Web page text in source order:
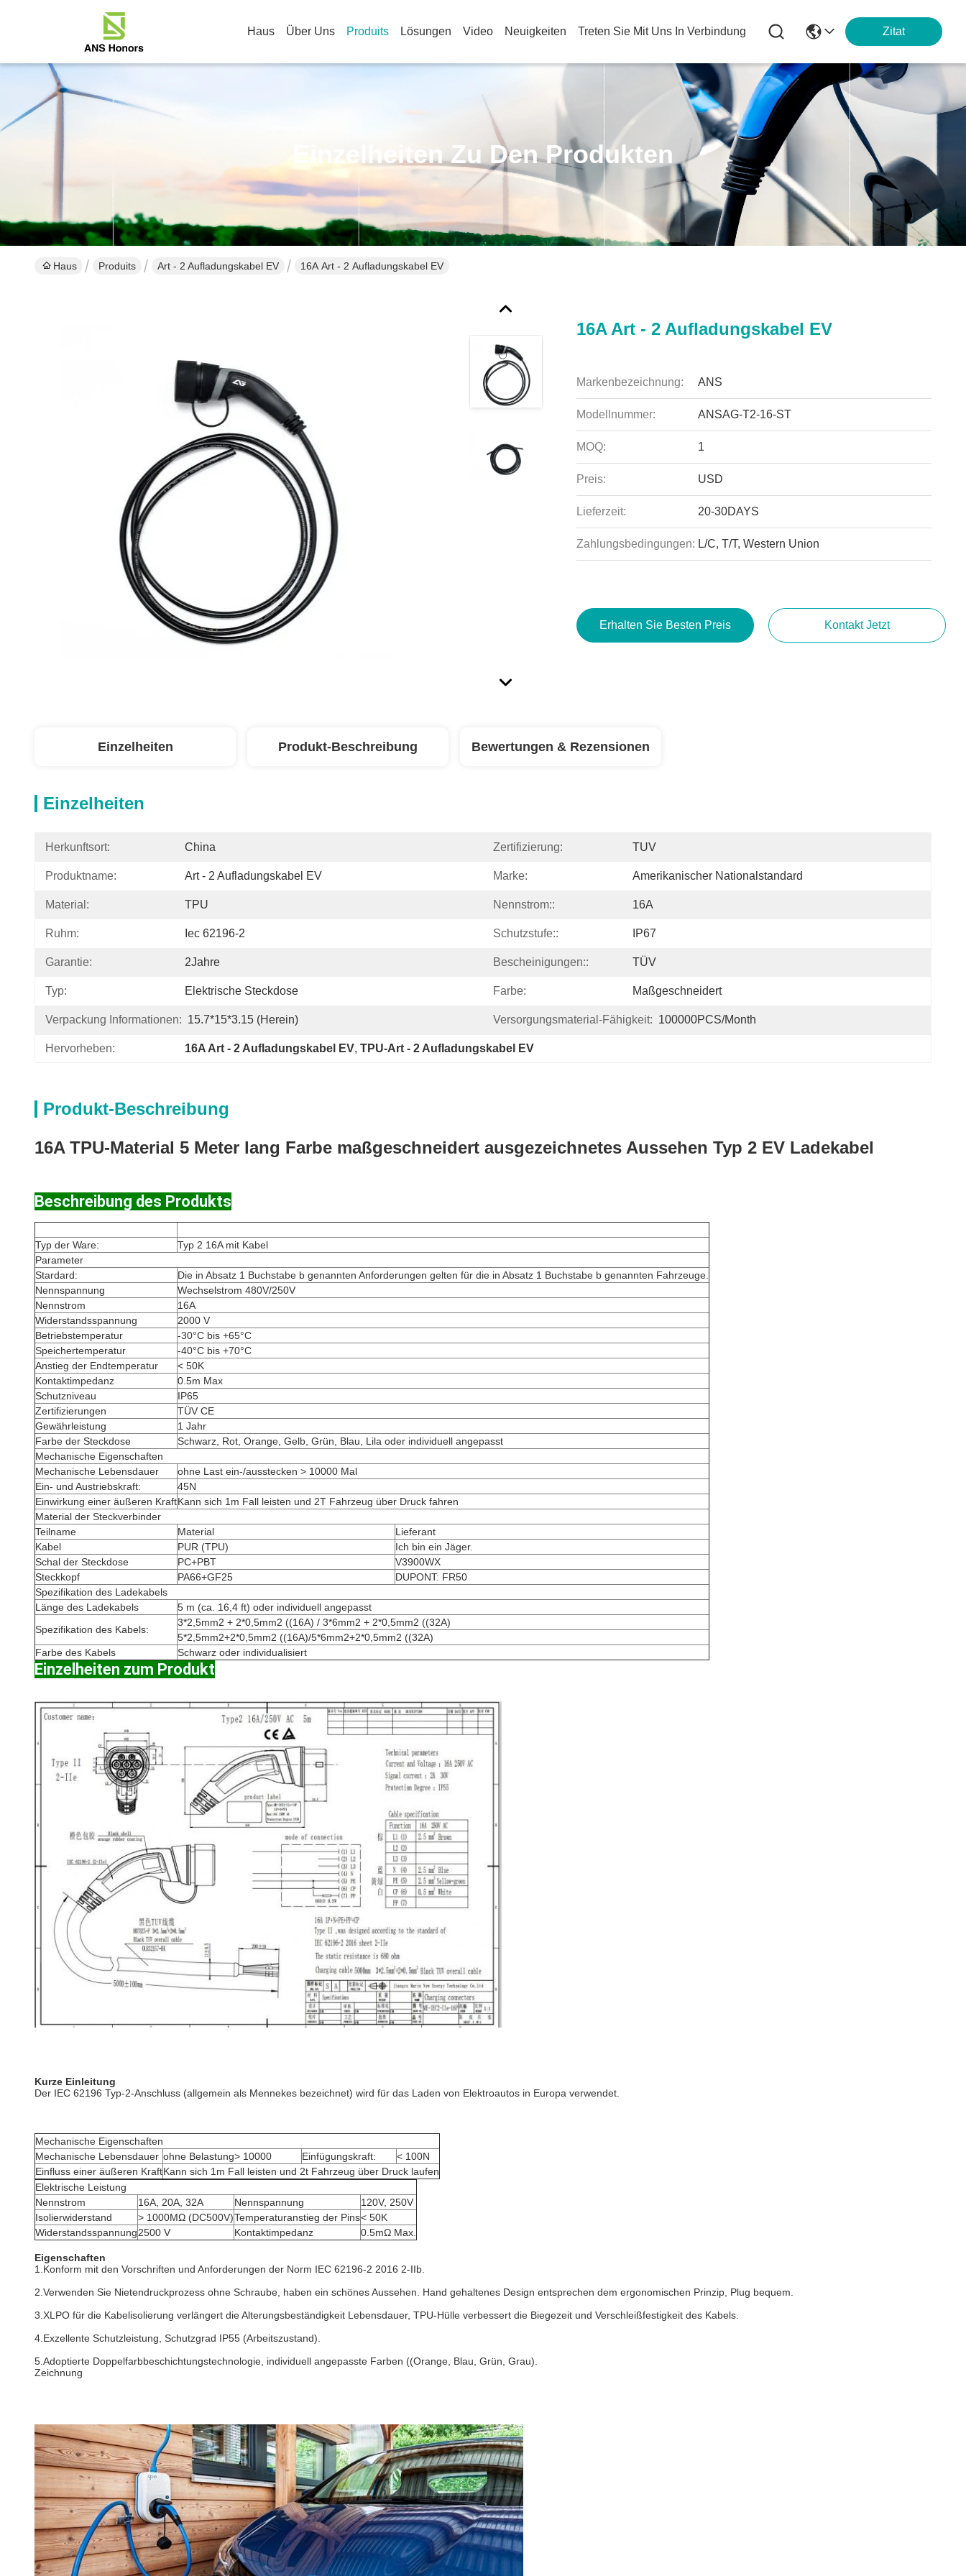
Haus Über Uns Produits Lösungen Video Neuigkeiten Treten Sie Mit Uns In Verbindung Zitat
Einzelheiten Zu Den Produkten
Haus Produits Art - 2 Aufladungskabel EV 16A Art - 2 Aufladungskabel EV
16A Art - 2 Aufladungskabel EV
Markenbezeichnung: ANS
Modellnummer: ANSAG-T2-16-ST
MOQ: 1
Preis: USD
Lieferzeit: 20-30DAYS
Zahlungsbedingungen: L/C, T/T, Western Union
Erhalten Sie Besten Preis Kontakt Jetzt
Einzelheiten Produkt-Beschreibung Bewertungen & Rezensionen
Einzelheiten
Herkunftsort: China Zertifizierung: TUV
Produktname: Art - 2 Aufladungskabel EV Marke: Amerikanischer Nationalstandard
Material: TPU Nennstrom:: 16A
Ruhm: Iec 62196-2 Schutzstufe:: IP67
Garantie: 2Jahre Bescheinigungen:: TÜV
Typ: Elektrische Steckdose Farbe: Maßgeschneidert
Verpackung Informationen: 15.7*15*3.15 (herein) Versorgungsmaterial-Fähigkeit: 100000PCS/Month
Hervorheben: 16A Art - 2 Aufladungskabel EV, TPU-Art - 2 Aufladungskabel EV
Produkt-Beschreibung
16A TPU-Material 5 Meter lang Farbe maßgeschneidert ausgezeichnetes Aussehen Typ 2 EV Ladekabel
Beschreibung des Produkts
Typ der Ware:
Typ 2 16A mit Kabel
Parameter
Stardard:
Die in Absatz 1 Buchstabe b genannten Anforderungen gelten für die in Absatz 1 Buchstabe b genannten Fahrzeuge.
Nennspannung
Wechselstrom 480V/250V
Nennstrom
16A
Widerstandsspannung
2000 V
Betriebstemperatur
-30°C bis +65°C
Speichertemperatur
-40°C bis +70°C
Anstieg der Endtemperatur
< 50K
Kontaktimpedanz
0.5m Max
Schutzniveau
IP65
Zertifizierungen
TÜV CE
Gewährleistung
1 Jahr
Farbe der Steckdose
Schwarz, Rot, Orange, Gelb, Grün, Blau, Lila oder individuell angepasst
Mechanische Eigenschaften
Mechanische Lebensdauer
ohne Last ein-/ausstecken > 10000 Mal
Ein- und Austriebskraft:
45N
Einwirkung einer äußeren KraftKann sich 1m Fall leisten und 2T Fahrzeug über Druck fahren
Material der Steckverbinder
Teilname
Material
Lieferant
Kabel
PUR (TPU)
Ich bin ein Jäger.
Schal der Steckdose
PC+PBT
V3900WX
Steckkopf
PA66+GF25
DUPONT: FR50
Spezifikation des Ladekabels
Länge des Ladekabels
5 m (ca. 16,4 ft) oder individuell angepasst
Spezifikation des Kabels:
3*2,5mm2 + 2*0,5mm2 ((16A) / 3*6mm2 + 2*0,5mm2 ((32A)
5*2,5mm2+2*0,5mm2 ((16A)/5*6mm2+2*0,5mm2 ((32A)
Farbe des Kabels
Schwarz oder individualisiert
Einzelheiten zum Produkt
Kurze Einleitung
Der IEC 62196 Typ-2-Anschluss (allgemein als Mennekes bezeichnet) wird für das Laden von Elektroautos in Europa verwendet.
Mechanische Eigenschaften
Mechanische Lebensdauer ohne Belastung> 10000 Einfügungskraft:
< 100N
Einfluss einer äußeren KraftKann sich 1m Fall leisten und 2t Fahrzeug über Druck laufen
Elektrische Leistung
Nennstrom
16A, 20A, 32A Nennspannung
120V, 250V
Isolierwiderstand
> 1000MΩ (DC500V)Temperaturanstieg der Pins< 50K
Widerstandsspannung2500 V Kontaktimpedanz 0.5mΩ Max.
Eigenschaften
1.Konform mit den Vorschriften und Anforderungen der Norm IEC 62196-2 2016 2-IIb.
2.Verwenden Sie Nietendruckprozess ohne Schraube, haben ein schönes Aussehen. Hand gehaltenes Design entsprechen dem ergonomischen Prinzip, Plug bequem.
3.XLPO für die Kabelisolierung verlängert die Alterungsbeständigkeit Lebensdauer, TPU-Hülle verbessert die Biegezeit und Verschleißfestigkeit des Kabels.
4.Exzellente Schutzleistung, Schutzgrad IP55 (Arbeitszustand).
5.Adoptierte Doppelfarbbeschichtungstechnologie, individuell angepasste Farben ((Orange, Blau, Grün, Grau).
Zeichnung